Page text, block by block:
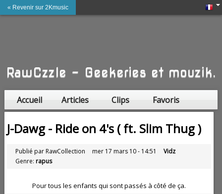
« Revenir sur 2Kmusic
RawCzzle - Geekeries et mouzik.
Accueil Articles Clips
Favoris
Amis
J-Dawg - Ride on 4's ( ft. Slim Thug )
Publié par RawCollection mer 17 mars 10 - 14:51
Vidz
Genre: rapus
Pour tous les enfants qui sont passés à côté de ça.